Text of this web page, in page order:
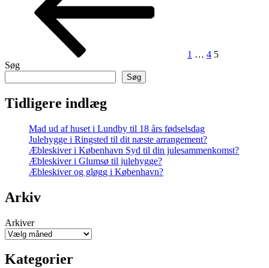
1 … 4 5
Søg
Søg
Tidligere indlæg
Mad ud af huset i Lundby til 18 års fødselsdag
Julehygge i Ringsted til dit næste arrangement?
Æbleskiver i København Syd til din julesammenkomst?
Æbleskiver i Glumsø til julehygge?
Æbleskiver og gløgg i København?
Arkiv
Arkiver
Kategorier